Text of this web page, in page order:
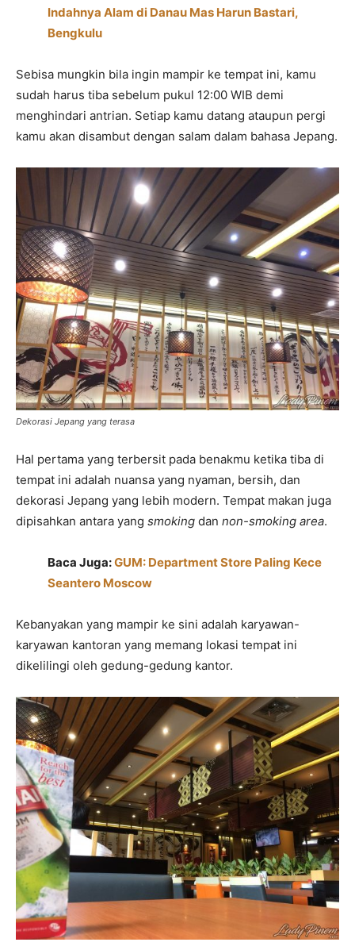
Indahnya Alam di Danau Mas Harun Bastari,
Bengkulu
Sebisa mungkin bila ingin mampir ke tempat ini, kamu
sudah harus tiba sebelum pukul 12:00 WIB demi
menghindari antrian. Setiap kamu datang ataupun pergi
kamu akan disambut dengan salam dalam bahasa Jepang.
Dekorasi Jepang yang terasa
Hal pertama yang terbersit pada benakmu ketika tiba di
tempat ini adalah nuansa yang nyaman, bersih, dan
dekorasi Jepang yang lebih modern. Tempat makan juga
dipisahkan antara yang smoking dan non-smoking area.
Baca Juga:GUM: Department Store Paling Kece
Seantero Moscow
Kebanyakan yang mampir ke sini adalah karyawan-
karyawan kantoran yang memang lokasi tempat ini
dikelilingi oleh gedung-gedung kantor.